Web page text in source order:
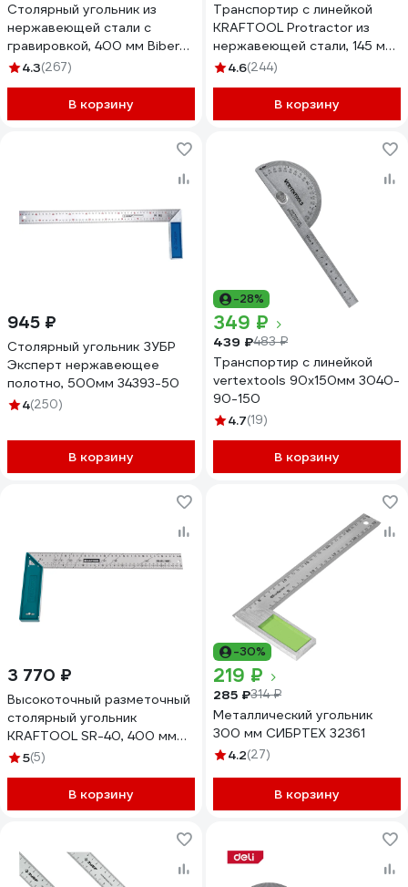
Столярный угольник из
нержавеющей стали с
гравировкой, 400 мм Biber
ПРОФИ 40640 тов-093468
4.3(267)
В корзину
Транспортир с линейкой
KRAFTOOL Protractor из
нержавеющей стали, 145 мм
34290
4.6(244)
В корзину
945 ₽
Столярный угольник ЗУБР
Эксперт нержавеющее
полотно, 500мм 34393-50
4(250)
В корзину
-28%
349 ₽
439 ₽483 ₽
Транспортир с линейкой
vertextools 90x150мм 3040-
90-150
4.7(19)
В корзину
3 770 ₽
Высокоточный разметочный
столярный угольник
KRAFTOOL SR-40, 400 мм
3449-40
5(5)
В корзину
-30%
219 ₽
285 ₽314 ₽
Металлический угольник
300 мм СИБРТЕХ 32361
4.2(27)
В корзину